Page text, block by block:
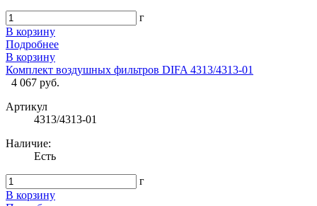
г
В корзину
Подробнее
В корзину
Комплект воздушных фильтров DIFA 4313/4313-01
4 067 руб.
Артикул
4313/4313-01
Наличие:
Есть
г
В корзину